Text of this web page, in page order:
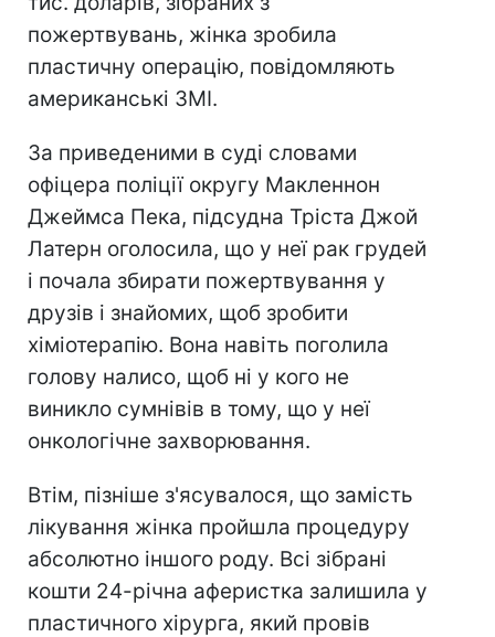
пожертвувань, жінка зробила
пластичну операцію, повідомляють
американські ЗМІ.
За приведеними в суді словами
офіцера поліції округу Макленнон
Джеймса Пека, підсудна Тріста Джой
Латерн оголосила, що у неї рак грудей
і почала збирати пожертвування у
друзів і знайомих, щоб зробити
хіміотерапію. Вона навіть поголила
голову налисо, щоб ні у кого не
виникло сумнівів в тому, що у неї
онкологічне захворювання.
Втім, пізніше з'ясувалося, що замість
лікування жінка пройшла процедуру
абсолютно іншого роду. Всі зібрані
кошти 24-річна аферистка залишила у
пластичного хірурга, який провів